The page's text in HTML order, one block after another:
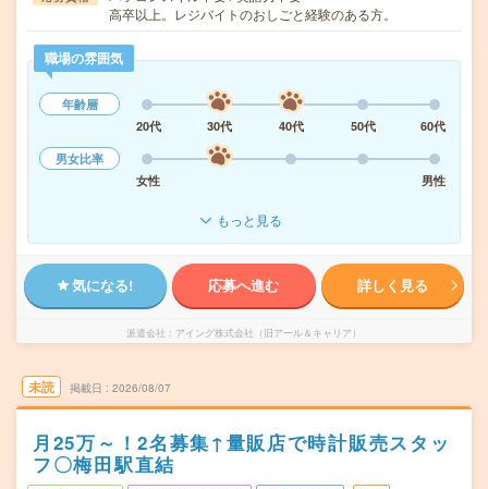
高卒以上。レジバイトのおしごと経験のある方。
職場の雰囲気
年齢層
20代
30代 40代 50代
60代
男女比率
女性
男性
もっと見る
気になる! 応募へ進む 詳しく見る
派遣会社 アイング株式会社（旧アール＆キャリア）
未読 掲載日 2026/08/07
月25万～！2名募集↑量販店で時計販売スタッ
フ〇梅田駅直結